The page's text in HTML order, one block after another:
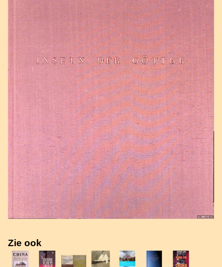
Zie ook